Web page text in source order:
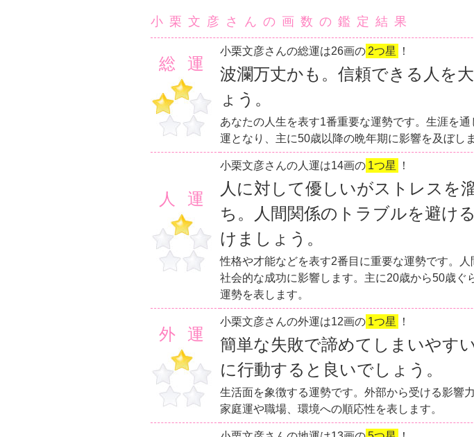
小栗文彦さんの画数の鑑定結果
総運
小栗文彦さんの総運は26画の 2つ星 ！
波瀾万丈かも。信頼できる人を
ょう。
あなたの人生を表す1番重要な運勢です。生涯を
運となり、主に50歳以降の晩年期に影響を及ぼしま
人運
小栗文彦さんの人運は14画の 1つ星 ！
人に対して優しいがストレスを
ち。人間関係のトラブルを避け
けましょう。
性格や才能などを表す2番目に重要な運勢です。人
社会的な成功に影響します。主に20歳から50歳ぐ
運勢を表します。
外運
小栗文彦さんの外運は12画の 1つ星 ！
簡単な失敗で諦めてしまいやす
に行動すると良いでしょう。
生活面を象徴する運勢です。外部から受ける影響
家庭運や職場、環境への順応性を表します。